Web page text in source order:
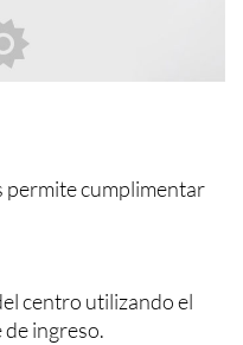
permite cumplimentar
centro utilizando el
ingreso.